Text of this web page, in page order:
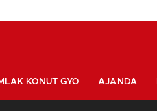
KONUT GYO AJANDA